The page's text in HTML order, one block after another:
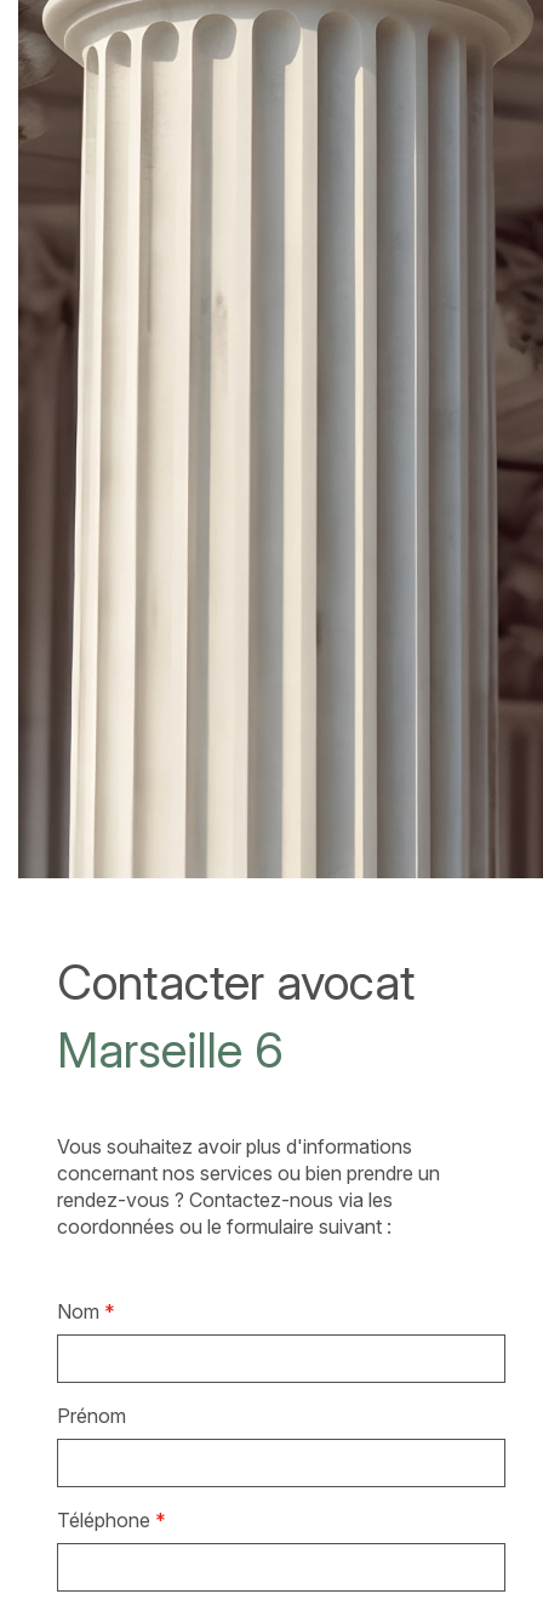
Contacter avocat
Marseille 6
Vous souhaitez avoir plus d'informations
concernant nos services ou bien prendre un
rendez-vous ? Contactez-nous via les
coordonnées ou le formulaire suivant :
Nom *
Prénom
Téléphone *